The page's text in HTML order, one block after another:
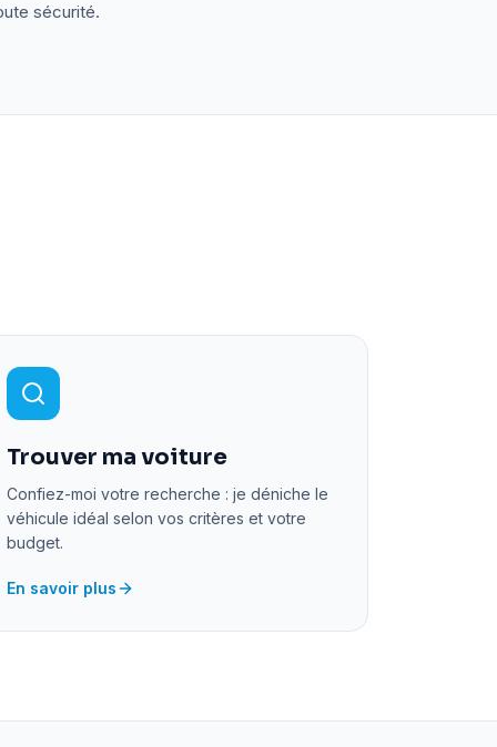
sécurité.
Trouver ma voiture
Confiez-moi votre recherche : je déniche le
véhicule idéal selon vos critères et votre
budget.
En savoir plus